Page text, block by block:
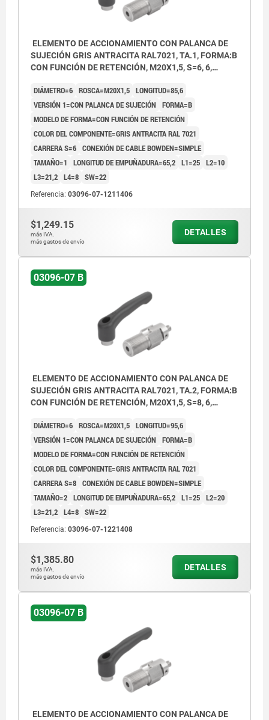
ELEMENTO DE ACCIONAMIENTO CON PALANCA DE
SUJECIÓN GRIS ANTRACITA RAL7021, TA.1, FORMA:B
CON FUNCIÓN DE RETENCIÓN, M20X1,5, S=6, 6,
COMP:TERMOPLÁSTICO
DIÁMETRO=6 ROSCA=M20X1,5 LONGITUD=85,6
VERSIÓN 1=CON PALANCA DE SUJECIÓN FORMA=B
MODELO DE FORMA=CON FUNCIÓN DE RETENCIÓN
COLOR DEL COMPONENTE=GRIS ANTRACITA RAL 7021
CARRERA S=6 CONEXIÓN DE CABLE BOWDEN=SIMPLE
TAMAÑO=1
LONGITUD DE EMPUÑADURA=65,2 L1=25 L2=10
L3=21,2 L4=8 SW=22
Referencia: 03096-07-1211406
$1,249.15
más IVA.
más gastos de envío
DETALLES
03096-07 B
ELEMENTO DE ACCIONAMIENTO CON PALANCA DE
SUJECIÓN GRIS ANTRACITA RAL7021, TA.2, FORMA:B
CON FUNCIÓN DE RETENCIÓN, M20X1,5, S=8, 6,
COMP:TERMOPLÁSTICO
DIÁMETRO=6 ROSCA=M20X1,5 LONGITUD=95,6
VERSIÓN 1=CON PALANCA DE SUJECIÓN FORMA=B
MODELO DE FORMA=CON FUNCIÓN DE RETENCIÓN
COLOR DEL COMPONENTE=GRIS ANTRACITA RAL 7021
CARRERA S=8 CONEXIÓN DE CABLE BOWDEN=SIMPLE
TAMAÑO=2 LONGITUD DE EMPUÑADURA=65,2 L1=25 L2=20
L3=21,2 L4=8 SW=22
Referencia: 03096-07-1221408
$1,385.80
más IVA.
más gastos de envío
DETALLES
03096-07 B
ELEMENTO DE ACCIONAMIENTO CON PALANCA DE